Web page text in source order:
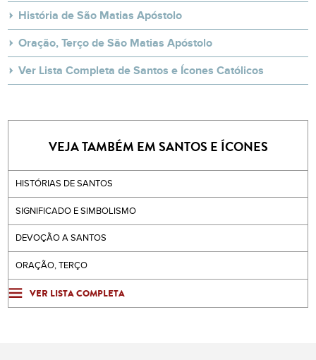
História de São Matias Apóstolo
Oração, Terço de São Matias Apóstolo
Ver Lista Completa de Santos e Ícones Católicos
VEJA TAMBÉM EM SANTOS E ÍCONES
HISTÓRIAS DE SANTOS
SIGNIFICADO E SIMBOLISMO
DEVOÇÃO A SANTOS
ORAÇÃO, TERÇO
VER LISTA COMPLETA